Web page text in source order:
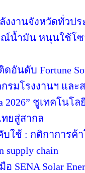
งงานจังหวัดทั่ว
น้ำมัน หนุนใช้โซ
นดับ Fortune
รมโรงงานฯ และ
2026” ชูเทคโน
ยสู่สากล
บใช้ : กติกาการค้
chain
อ SENA Solar